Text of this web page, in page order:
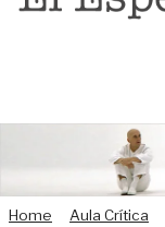
Home Aula Crítica